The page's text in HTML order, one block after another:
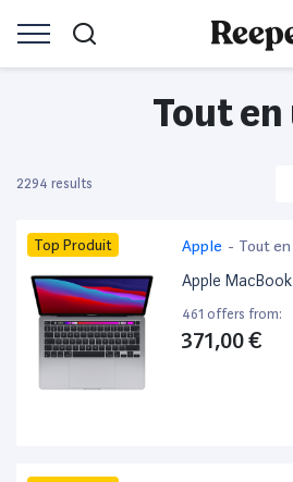
Tout en
2294 results
Top Produit Apple - Tout en
Apple MacBook
461 offers from:
371,00 €